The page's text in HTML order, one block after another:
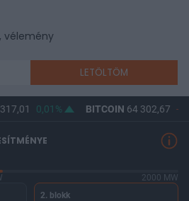
vélemény
LETÖLTÖM
0,01% BITCOIN64 302,67 -
2000 MW
2. blokk